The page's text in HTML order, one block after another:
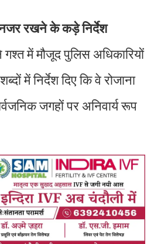
रखने के कड़े निर्देश
में मौजूद पुलिस अधिकारियों
में निर्देश दिए कि वे रोजाना
जगहों पर अनिवार्य रूप